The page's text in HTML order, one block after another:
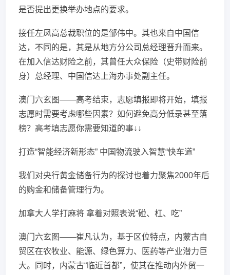
是否提出更换举办地点的要求。
接任左凤高总裁职位的是邹伟中。其也来自中国信
达，不同的是，其是从地方分公司总经理晋升而来。
在加入信达财险之前，其曾任大众保险（史带财险前
身）总经理、中国信达上海办事处副主任。
澳门六玄图——高考结束，志愿填报即将开始，填报
志愿时需要考虑哪些因素？如何避免高分低录甚至落
榜？高考填志愿你需要知道的事↓↓
打造“智能经济新形态” 中国物流驶入智慧“快车道”
我们对央行黄金储备行为的探讨也着力聚焦2000年后
的购金和储备管理行为。
加拿大人学打麻将 拿着对照表说“碰、杠、吃”
澳门六玄图——崔凡认为，基于区位特点，内蒙古自
贸区在农牧业、能源、绿色算力、医药等产业潜力巨
大。同时，内蒙古“临近首都”，使其在推动内外贸一